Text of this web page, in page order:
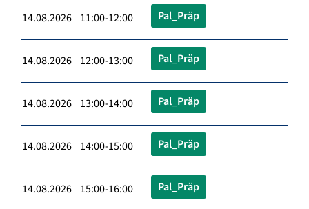
14.08.2026 11:00-12:00 Pal_Präp
14.08.2026 12:00-13:00 Pal_Präp
14.08.2026 13:00-14:00 Pal_Präp
14.08.2026 14:00-15:00 Pal_Präp
14.08.2026 15:00-16:00 Pal_Präp